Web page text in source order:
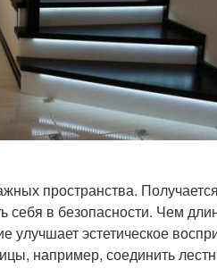
пространства.
себя в безопасности. Чем
улучшает эстетическое
например, соединить